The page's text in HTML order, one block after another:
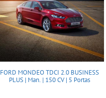
FORD MONDEO TDCI 2.0 BUSINESS
PLUS | Man. | 150 CV | 5 Portas